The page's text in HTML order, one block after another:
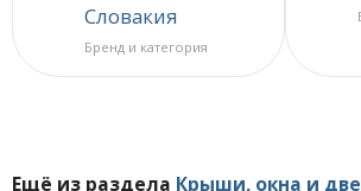
Словакия
Бренд и категория
Ещё из раздела Крыши, окна и